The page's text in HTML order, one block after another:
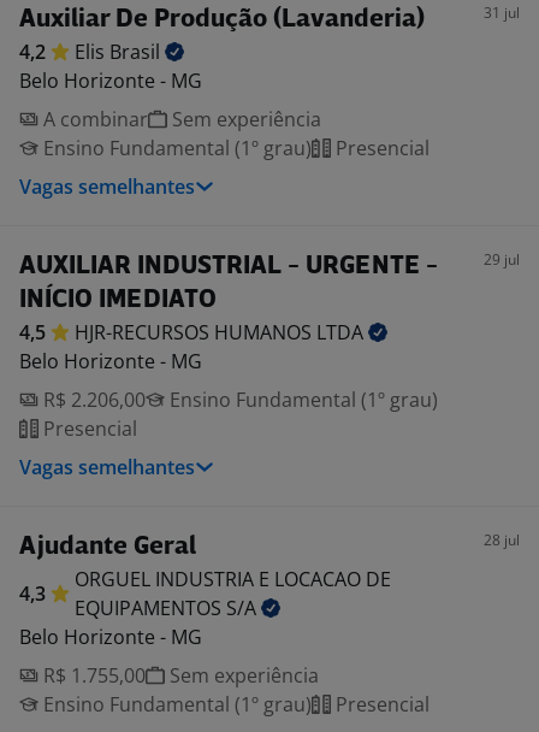
Auxiliar De Produção (Lavanderia) 31 jul
4,2 Elis Brasil
Belo Horizonte - MG
A combinar
Sem experiência
Ensino Fundamental (1º grau)
Presencial
Vagas semelhantes
AUXILIAR INDUSTRIAL - URGENTE -
INÍCIO IMEDIATO
29 jul
4,5 HJR-RECURSOS HUMANOS LTDA
Belo Horizonte - MG
R$ 2.206,00
Ensino Fundamental (1º grau)
Presencial
Vagas semelhantes
Ajudante Geral 28 jul
4,3
ORGUEL INDUSTRIA E LOCACAO DE
EQUIPAMENTOS S/A
Belo Horizonte - MG
R$ 1.755,00
Sem experiência
Ensino Fundamental (1º grau)
Presencial